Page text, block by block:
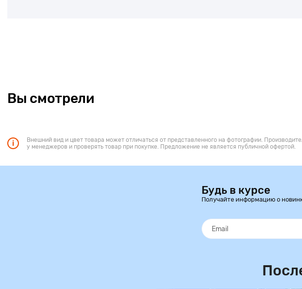
Вы смотрели
Внешний вид и цвет товара может отличаться от представленного на фотографии.
у менеджеров и проверять товар при покупке. Предложение не является публичной офертой.
Будь в курсе
Получайте информацию о